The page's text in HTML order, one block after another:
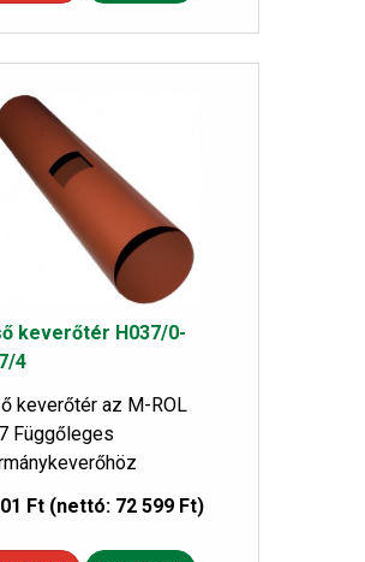
keverőtér H037/0-
4
keverőtér az M-ROL
Függőleges
Ft (nettó: 72 599 Ft)